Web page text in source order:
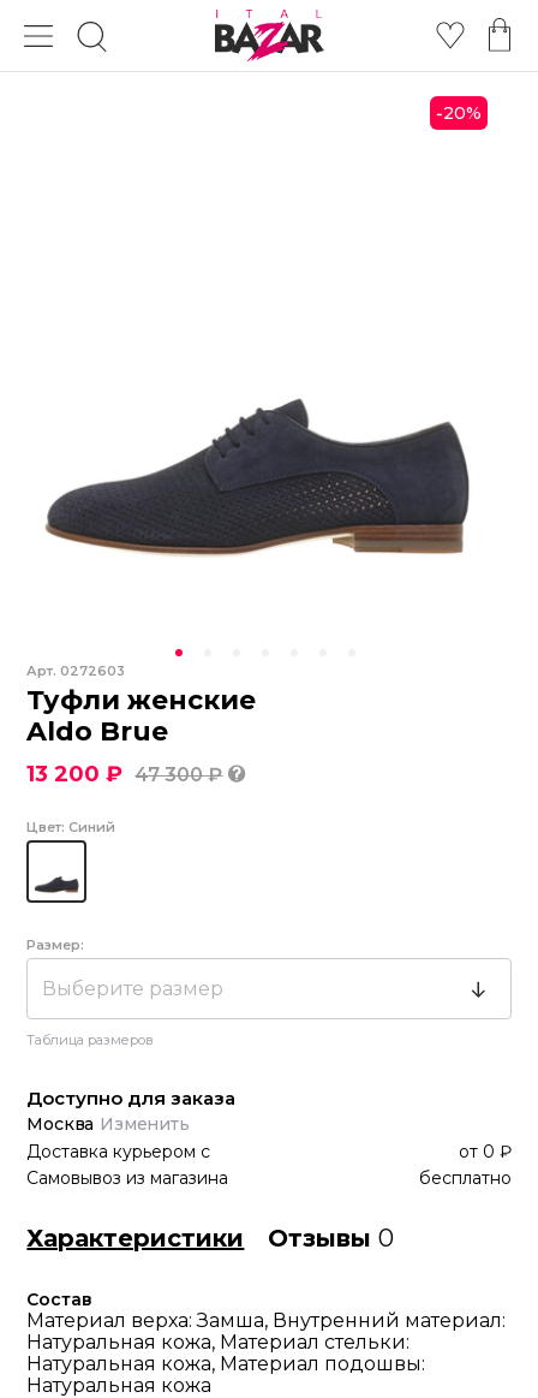
-20%
Арт.0272603
Туфли женские
Aldo Brue
13 200 ₽ 47 300 ₽
Цвет: Синий
Размер:
Выберите размер
Таблица размеров
Доступно для заказа
Москва Изменить
Доставка курьером с от 0 ₽
Самовывоз из магазина
бесплатно
Характеристики Отзывы0
Состав
Материал верха: Замша, Внутренний материал:
Натуральная кожа, Материал стельки:
Натуральная кожа, Материал подошвы:
Натуральная кожа